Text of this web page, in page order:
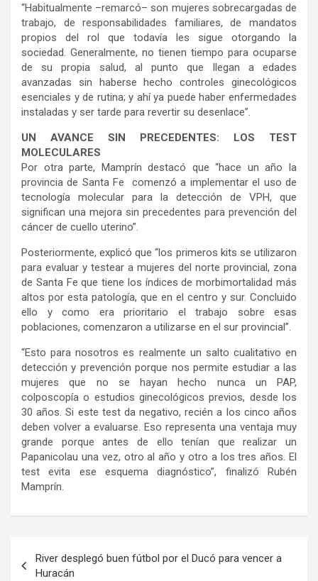
“Habitualmente –remarcó– son mujeres sobrecargadas de
trabajo, de responsabilidades familiares, de mandatos
propios del rol que todavía les sigue otorgando la
sociedad. Generalmente, no tienen tiempo para ocuparse
de su propia salud, al punto que llegan a edades
avanzadas sin haberse hecho controles ginecológicos
esenciales y de rutina; y ahí ya puede haber enfermedades
instaladas y ser tarde para revertir su desenlace”.
UN AVANCE SIN PRECEDENTES: LOS TEST
MOLECULARES
Por otra parte, Mamprín destacó que “hace un año la
provincia de Santa Fe comenzó a implementar el uso de
tecnología molecular para la detección de VPH, que
significan una mejora sin precedentes para prevención del
cáncer de cuello uterino”.
Posteriormente, explicó que “los primeros kits se utilizaron
para evaluar y testear a mujeres del norte provincial, zona
de Santa Fe que tiene los índices de morbimortalidad más
altos por esta patología, que en el centro y sur. Concluido
ello y como era prioritario el trabajo sobre esas
poblaciones, comenzaron a utilizarse en el sur provincial”.
“Esto para nosotros es realmente un salto cualitativo en
detección y prevención porque nos permite estudiar a las
mujeres que no se hayan hecho nunca un PAP,
colposcopía o estudios ginecológicos previos, desde los
30 años. Si este test da negativo, recién a los cinco años
deben volver a evaluarse. Eso representa una ventaja muy
grande porque antes de ello tenían que realizar un
Papanicolau una vez, otro al año y otro a los tres años. El
test evita ese esquema diagnóstico”, finalizó Rubén
Mamprín.
de
River desplegó buen fútbol por el Ducó para vencer a
Huracán